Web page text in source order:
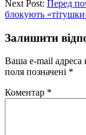
Next Post: Перед
блокують
Залишити
Ваша e-mail
поля позначені *
Коментар *